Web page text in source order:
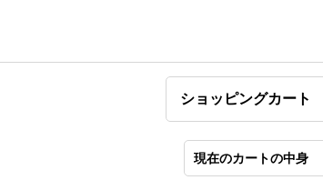
ショッピングカート
現在のカートの中身